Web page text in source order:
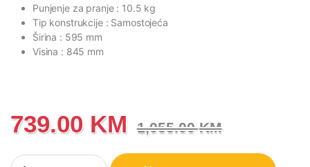
Punjenje za pranje : 10.5 kg
Tip konstrukcije : Samostojeća
Širina : 595 mm
Visina : 845 mm
739.00 KM 1,055.00KM
WF3S1043BW3 3S Veš mašina, 10.5 kg, 1400 rpm količina